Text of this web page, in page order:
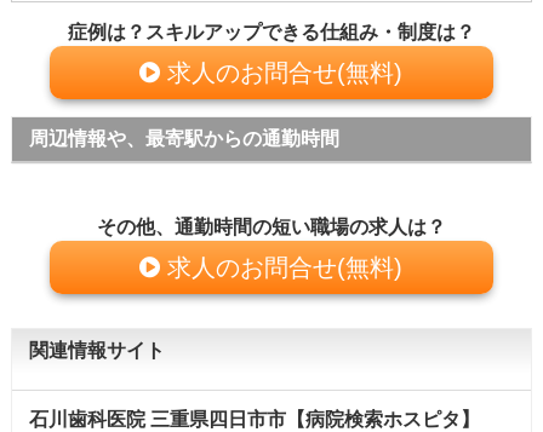
症例は？スキルアップできる仕組み・制度は？
求人のお問合せ(無料)
周辺情報や、最寄駅からの通勤時間
その他、通勤時間の短い職場の求人は？
求人のお問合せ(無料)
関連情報サイト
石川歯科医院 三重県四日市市【病院検索ホスピタ】